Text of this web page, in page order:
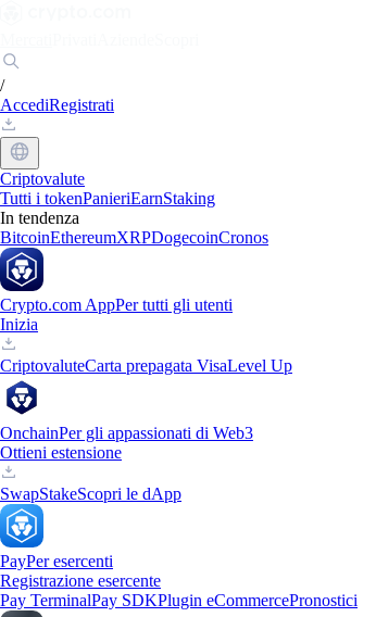
/
AccediRegistrati
Criptovalute
Tutti i tokenPanieriEarnStaking
In tendenza
BitcoinEthereumXRPDogecoinCronos
Crypto.com AppPer tutti gli utenti
Inizia
CriptovaluteCarta prepagata VisaLevel Up
OnchainPer gli appassionati di Web3
Ottieni estensione
SwapStakeScopri le dApp
PayPer esercenti
Registrazione esercente
Pay TerminalPay SDKPlugin eCommercePronostici